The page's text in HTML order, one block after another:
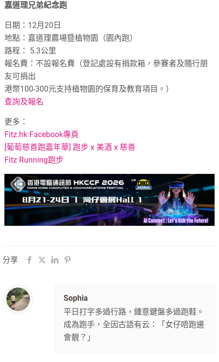
嘉道理兄弟紀念跑
日期：12月20日
地點：嘉道理農場暨植物園（園內跑）
路程： 5.3公里
報名費：不設報名費（登記處設有捐款箱，參賽者及隨行朋
友可捐出
港幣100-300元支持植物園的保育及教育項目。）
查詢及報名
更多：
Fitz.hk Facebook專頁
[葡萄慈善跑嘉年華] 跑步 x 美酒 x 慈善
Fitz Running跑步
分享
Sophia
平日打字多過行路，鍾意鍵盤多過跑鞋。
成為跑手，全因古語有云：「女仔唔跑邊
會靚？」